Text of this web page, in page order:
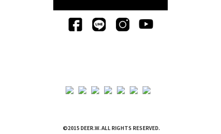
©2015 DEER.W. ALL RIGHTS RESERVED.